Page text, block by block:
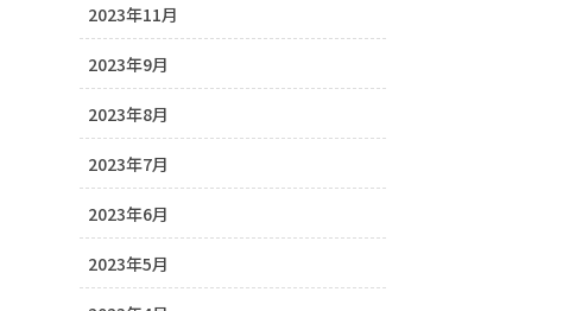
2023年11月
2023年9月
2023年8月
2023年7月
2023年6月
2023年5月